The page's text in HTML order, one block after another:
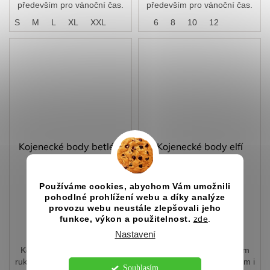
Používáme cookies, abychom Vám umožnili
pohodlné prohlížení webu a díky analýze
provozu webu neustále zlepšovali jeho
funkce, výkon a použitelnost. zde
Nastavení
Souhlasím
především pro vánoční čas.
S M L XL XXL
především pro vánoční čas.
6 8 10 12
Kojenecké body betlém
297 Kč
DETAIL
Kojenecké body s krátkým
rukávem je skvělým dárkem i
Kojenecké body elfí
297 Kč
DETAIL
Kojenecké body s krátkým
rukávem je skvělým dárkem i